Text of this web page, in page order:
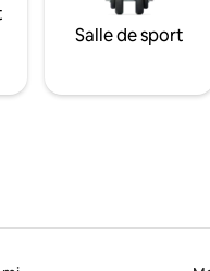
Salle de sport